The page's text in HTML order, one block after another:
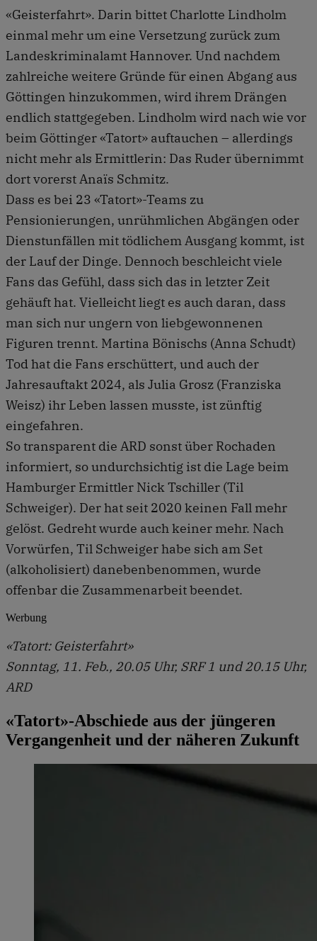
«Geisterfahrt». Darin bittet Charlotte Lindholm
einmal mehr um eine Versetzung zurück zum
Landeskriminalamt Hannover. Und nachdem
zahlreiche weitere Gründe für einen Abgang aus
Göttingen hinzukommen, wird ihrem Drängen
endlich stattgegeben. Lindholm wird nach wie vor
beim Göttinger «Tatort» auftauchen – allerdings
nicht mehr als Ermittlerin: Das Ruder übernimmt
dort vorerst Anaïs Schmitz.
Dass es bei 23 «Tatort»-Teams zu
Pensionierungen, unrühmlichen Abgängen oder
Dienstunfällen mit tödlichem Ausgang kommt, ist
der Lauf der Dinge. Dennoch beschleicht viele
Fans das Gefühl, dass sich das in letzter Zeit
gehäuft hat. Vielleicht liegt es auch daran, dass
man sich nur ungern von liebgewonnenen
Figuren trennt. Martina Bönischs (Anna Schudt)
Tod hat die Fans erschüttert, und auch der
Jahresauftakt 2024, als Julia Grosz (Franziska
Weisz) ihr Leben lassen musste, ist zünftig
eingefahren.
So transparent die ARD sonst über Rochaden
informiert, so undurchsichtig ist die Lage beim
Hamburger Ermittler Nick Tschiller (Til
Schweiger). Der hat seit 2020 keinen Fall mehr
gelöst. Gedreht wurde auch keiner mehr. Nach
Vorwürfen, Til Schweiger habe sich am Set
(alkoholisiert) danebenbenommen, wurde
offenbar die Zusammenarbeit beendet.
Werbung
«Tatort: Geisterfahrt»
Sonntag, 11. Feb., 20.05 Uhr, SRF 1 und 20.15 Uhr,
ARD
«Tatort»-Abschiede aus der jüngeren
Vergangenheit und der näheren Zukunft